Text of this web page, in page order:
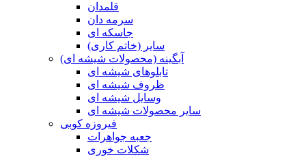
قلمدان
سرمه دان
جاسکه ای
سایر (خاتم کاری)
آبگینه (محصولات شیشه ای)
تابلوهای شیشه ای
ظروف شیشه ای
وسایل شیشه ای
سایر محصولات شیشه ای
فیروزه کوبی
جعبه جواهرات
شکلات خوری